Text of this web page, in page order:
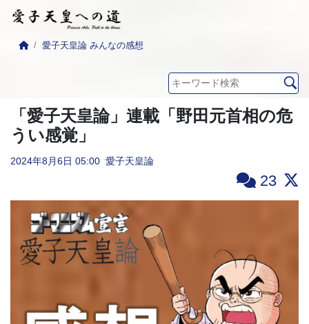
愛子天皇論 みんなの感想
「愛子天皇論」連載「野田元首相の危
うい感覚」
2024年8月6日 05:00 愛子天皇論
23